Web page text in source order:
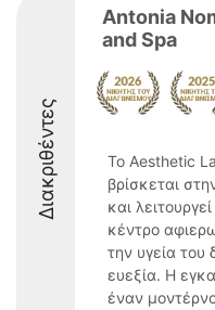
Διακριθέντες
Antonia
and Spa
Το Aesthetic
βρίσκεται
και
κέντρο
την υγεία του
ευεξία. Η
έναν